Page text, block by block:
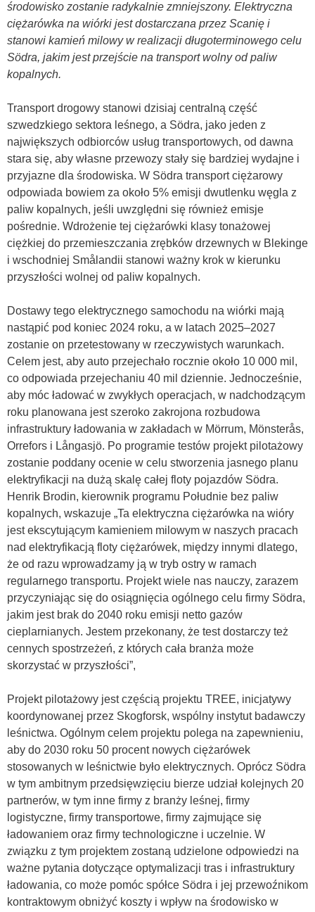
środowisko zostanie radykalnie zmniejszony. Elektryczna
ciężarówka na wiórki jest dostarczana przez Scanię i
stanowi kamień milowy w realizacji długoterminowego celu
Södra, jakim jest przejście na transport wolny od paliw
kopalnych.
Transport drogowy stanowi dzisiaj centralną część
szwedzkiego sektora leśnego, a Södra, jako jeden z
największych odbiorców usług transportowych, od dawna
stara się, aby własne przewozy stały się bardziej wydajne i
przyjazne dla środowiska. W Södra transport ciężarowy
odpowiada bowiem za około 5% emisji dwutlenku węgla z
paliw kopalnych, jeśli uwzględni się również emisje
pośrednie. Wdrożenie tej ciężarówki klasy tonażowej
ciężkiej do przemieszczania zrębków drzewnych w Blekinge
i wschodniej Smålandii stanowi ważny krok w kierunku
przyszłości wolnej od paliw kopalnych.
Dostawy tego elektrycznego samochodu na wiórki mają
nastąpić pod koniec 2024 roku, a w latach 2025–2027
zostanie on przetestowany w rzeczywistych warunkach.
Celem jest, aby auto przejechało rocznie około 10 000 mil,
co odpowiada przejechaniu 40 mil dziennie. Jednocześnie,
aby móc ładować w zwykłych operacjach, w nadchodzącym
roku planowana jest szeroko zakrojona rozbudowa
infrastruktury ładowania w zakładach w Mörrum, Mönsterås,
Orrefors i Långasjö. Po programie testów projekt pilotażowy
zostanie poddany ocenie w celu stworzenia jasnego planu
elektryfikacji na dużą skalę całej floty pojazdów Södra.
Henrik Brodin, kierownik programu Południe bez paliw
kopalnych, wskazuje „Ta elektryczna ciężarówka na wióry
jest ekscytującym kamieniem milowym w naszych pracach
nad elektryfikacją floty ciężarówek, między innymi dlatego,
że od razu wprowadzamy ją w tryb ostry w ramach
regularnego transportu. Projekt wiele nas nauczy, zarazem
przyczyniając się do osiągnięcia ogólnego celu firmy Södra,
jakim jest brak do 2040 roku emisji netto gazów
cieplarnianych. Jestem przekonany, że test dostarczy też
cennych spostrzeżeń, z których cała branża może
skorzystać w przyszłości”,
Projekt pilotażowy jest częścią projektu TREE, inicjatywy
koordynowanej przez Skogforsk, wspólny instytut badawczy
leśnictwa. Ogólnym celem projektu polega na zapewnieniu,
aby do 2030 roku 50 procent nowych ciężarówek
stosowanych w leśnictwie było elektrycznych. Oprócz Södra
w tym ambitnym przedsięwzięciu bierze udział kolejnych 20
partnerów, w tym inne firmy z branży leśnej, firmy
logistyczne, firmy transportowe, firmy zajmujące się
ładowaniem oraz firmy technologiczne i uczelnie. W
związku z tym projektem zostaną udzielone odpowiedzi na
ważne pytania dotyczące optymalizacji tras i infrastruktury
ładowania, co może pomóc spółce Södra i jej przewoźnikom
kontraktowym obniżyć koszty i wpływ na środowisko w